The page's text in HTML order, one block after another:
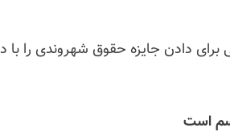
برای دادن جایزه حقوق شهروندی را با
است